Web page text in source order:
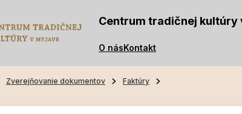
Centrum tradičnej kultúry
O násKontakt
Zverejňovanie dokumentov Faktúry